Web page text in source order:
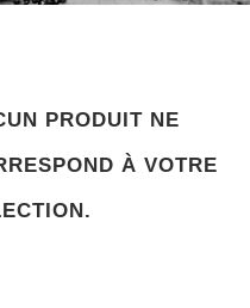
PRODUIT NE
À VOTRE